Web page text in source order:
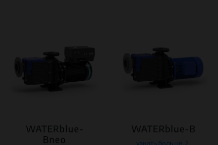
WATERblue-
Bneo
WATERblue-B
узнать больше